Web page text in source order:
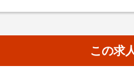
この求